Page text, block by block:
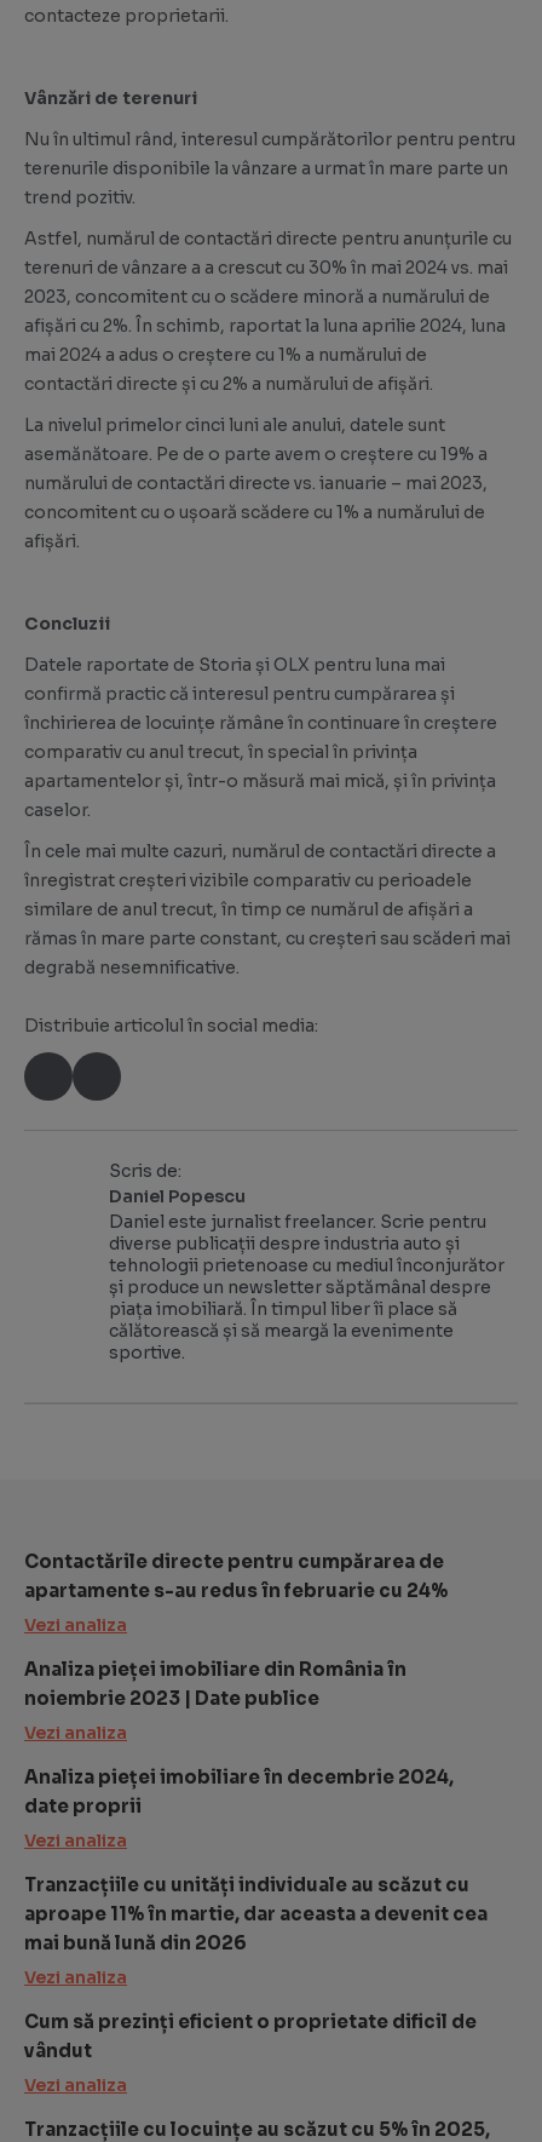
contacteze proprietarii.
Vânzări de terenuri
Nu în ultimul rând, interesul cumpărătorilor pentru pentru
terenurile disponibile la vânzare a urmat în mare parte un
trend pozitiv.
Astfel, numărul de contactări directe pentru anunțurile cu
terenuri de vânzare a a crescut cu 30% în mai 2024 vs. mai
2023, concomitent cu o scădere minoră a numărului de
afișări cu 2%. În schimb, raportat la luna aprilie 2024, luna
mai 2024 a adus o creștere cu 1% a numărului de
contactări directe și cu 2% a numărului de afișări.
La nivelul primelor cinci luni ale anului, datele sunt
asemănătoare. Pe de o parte avem o creștere cu 19% a
numărului de contactări directe vs. ianuarie – mai 2023,
concomitent cu o ușoară scădere cu 1% a numărului de
afișări.
Concluzii
Datele raportate de Storia și OLX pentru luna mai
confirmă practic că interesul pentru cumpărarea și
închirierea de locuințe rămâne în continuare în creștere
comparativ cu anul trecut, în special în privința
apartamentelor și, într-o măsură mai mică, și în privința
caselor.
În cele mai multe cazuri, numărul de contactări directe a
înregistrat creșteri vizibile comparativ cu perioadele
similare de anul trecut, în timp ce numărul de afișări a
rămas în mare parte constant, cu creșteri sau scăderi mai
degrabă nesemnificative.
Distribuie articolul în social media:
Scris de:
Daniel Popescu
Daniel este jurnalist freelancer. Scrie pentru
diverse publicații despre industria auto și
tehnologii prietenoase cu mediul înconjurător
și produce un newsletter săptămânal despre
piața imobiliară. În timpul liber îi place să
călătorească și să meargă la evenimente
sportive.
Contactările directe pentru cumpărarea de
apartamente s-au redus în februarie cu 24%
Vezi analiza
Analiza pieței imobiliare din România în
noiembrie 2023 | Date publice
Vezi analiza
Analiza pieței imobiliare în decembrie 2024,
date proprii
Vezi analiza
Tranzacțiile cu unități individuale au scăzut cu
aproape 11% în martie, dar aceasta a devenit cea
mai bună lună din 2026
Vezi analiza
Cum să prezinți eficient o proprietate dificil de
vândut
Vezi analiza
Tranzacțiile cu locuințe au scăzut cu 5% în 2025,